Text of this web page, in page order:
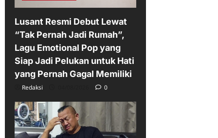
Lusant Resmi Debut Lewat
“Tak Pernah Jadi Rumah”,
Lagu Emotional Pop yang
Siap Jadi Pelukan untuk Hati
yang Pernah Gagal Memiliki
Redaksi 0